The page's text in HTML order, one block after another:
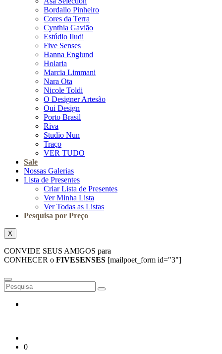
Bordallo Pinheiro
Cores da Terra
Cynthia Gavião
Estúdio Iludi
Five Senses
Hanna Englund
Holaria
Marcia Limmani
Nara Ota
Nicole Toldi
O Designer Artesão
Oui Design
Porto Brasil
Riva
Studio Nun
Traço
VER TUDO
Sale
Nossas Galerias
Lista de Presentes
Criar Lista de Presentes
Ver Minha Lista
Ver Todas as Listas
Pesquisa por Preço
X
CONVIDE SEUS AMIGOS para
CONHECER o FIVESENSES [mailpoet_form id="3"]
0